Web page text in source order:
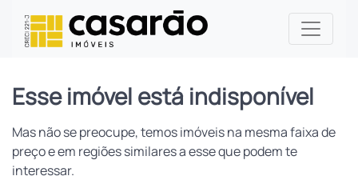
Esse imóvel está indisponível
Mas não se preocupe, temos imóveis na mesma faixa de
preço e em regiões similares a esse que podem te
interessar.